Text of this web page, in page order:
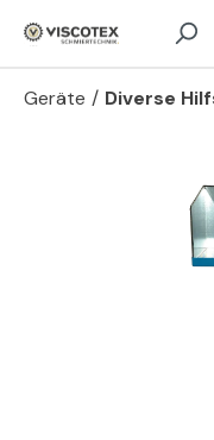
Zum Hauptinhalt
Geräte / Diverse
Bildergalerie